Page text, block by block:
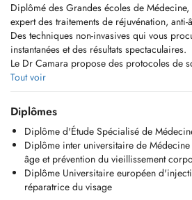
Diplômé des Grandes écoles de
expert des traitements de réjuvénation,
Des techniques non-invasives qui vous
instantanées et des résultats spectaculaires.
Le Dr Camara propose des protocoles de
sublimer votre beauté naturelle.
Consultation Médecin esthétique
MERCREDI : 14h- 19h
JEUDI : 14h-19h
SAMEDI : 13h-17h30 ( 1 samedi par mois)
Site web professionnel :
https://www.docteurcamara.com/
Tout voir
Diplômes
Diplôme d'Étude Spécialisé de
Diplôme inter universitaire de
âge et prévention du vieillissement
Diplôme Universitaire européen
réparatrice du visage